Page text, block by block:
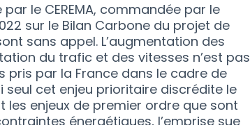
le CEREMA, commandée par le
sur le Bilan Carbone du projet de
sans appel. L’augmentation des
du trafic et des vitesses n’est pas
par la France dans le cadre de
seul cet enjeu prioritaire discrédite le
les enjeux de premier ordre que sont
énergétiques, l’emprise sue